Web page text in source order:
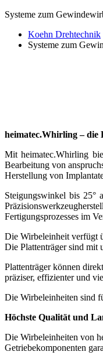
Systeme zum
Koehn Drehtechnik
Systeme zum
heimatec.Whirling – die
Mit heimatec.Whirling
Bearbeitung von
Herstellung von
Steigungswinkel bis 25°
Fertigungsprozesses im
Die Wirbeleinheit verfügt
Die Plattenträger sind mit
Plattenträger können
präziser, effizienter und
Die Wirbeleinheiten sind
Höchste Qualität und
Die Wirbeleinheiten von
Getriebekomponenten